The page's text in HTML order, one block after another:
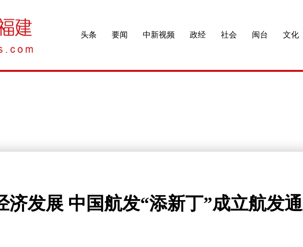
头条 要闻 中新视频 政经 社会 闽台 文化
济发展 中国航发“添新丁”成立航发